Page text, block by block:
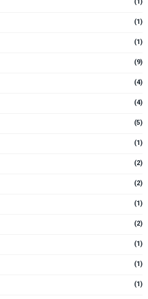
(1)
(1)
(9)
(4)
(4)
(5)
(1)
(2)
(2)
(1)
(2)
(1)
(1)
(1)